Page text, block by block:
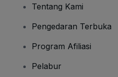
Tentang Kami
Pengedaran Terbuka
Program Afiliasi
Pelabur